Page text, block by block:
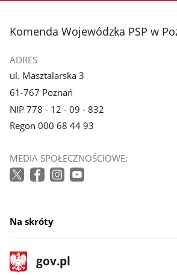
stopka
Komenda Wojewódzka PSP w
ADRES
ul. Masztalarska 3
61-767 Poznań
NIP 778 - 12 - 09 - 832
Regon 000 68 44 93
MEDIA SPOŁECZNOŚCIOWE:
Na skróty
stopka
gov.pl
Strona
gov.pl